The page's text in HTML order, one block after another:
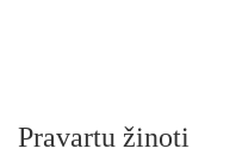
Pravartu žinoti